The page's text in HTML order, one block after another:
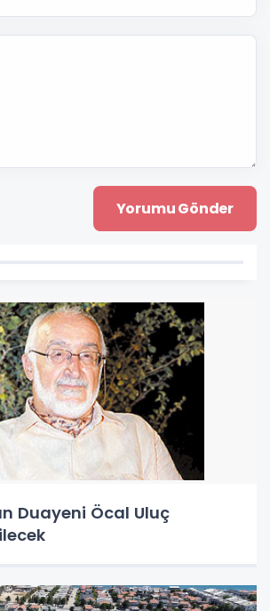
Duayeni Öcal Uluç